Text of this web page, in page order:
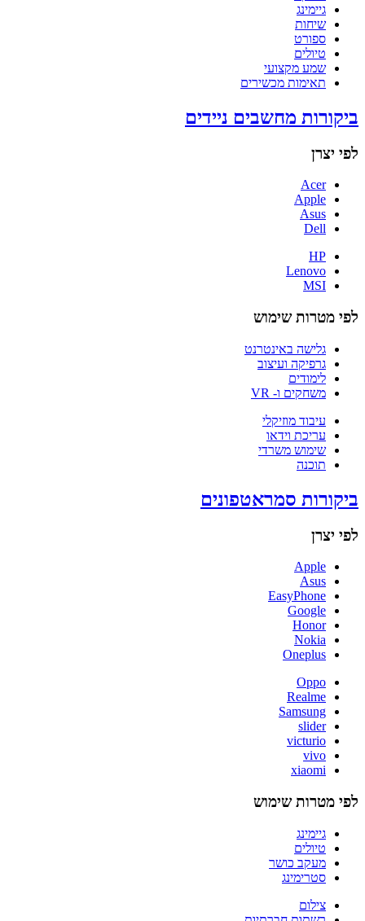
גיימינג
שיחות
ספורט
טיולים
שמע מקצועי
תאימות מכשירים
ביקורות מחשבים ניידים
לפי יצרן
Acer
Apple
Asus
Dell
HP
Lenovo
MSI
לפי מטרות שימוש
גלישה באינטרנט
גרפיקה ועיצוב
לימודים
משחקים ו- VR
עיבוד מוזיקלי
עריכת וידאו
שימוש משרדי
תוכנה
ביקורות סמראטפונים
לפי יצרן
Apple
Asus
EasyPhone
Google
Honor
Nokia
Oneplus
Oppo
Realme
Samsung
slider
victurio
vivo
xiaomi
לפי מטרות שימוש
גיימינג
טיולים
מעקב כושר
סטרימינג
צילום